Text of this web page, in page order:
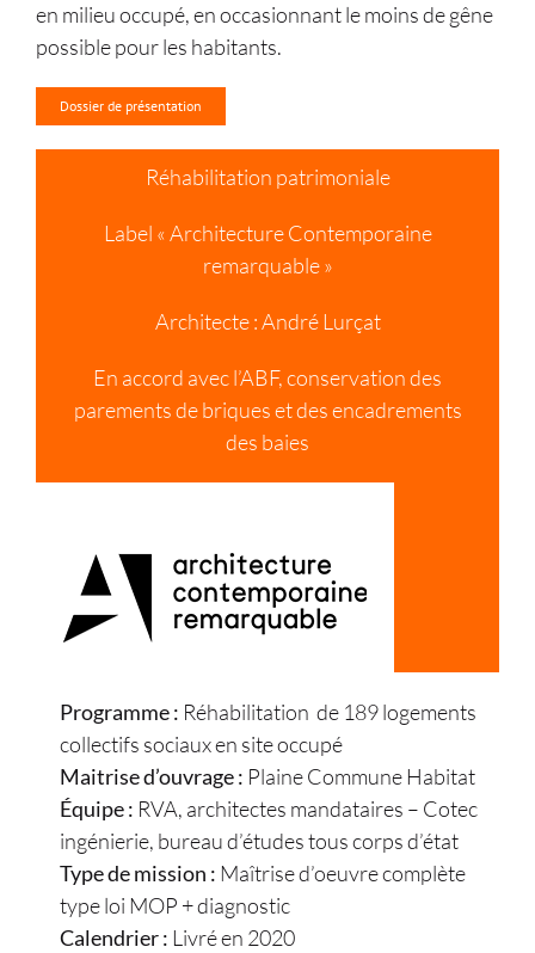
en milieu occupé, en occasionnant le moins de gêne
possible pour les habitants.
Dossier de présentation
Réhabilitation patrimoniale
Label « Architecture Contemporaine
remarquable »
Architecte : André Lurçat
En accord avec l’ABF, conservation des
parements de briques et des encadrements
des baies
Programme : Réhabilitation de 189 logements
collectifs sociaux en site occupé
Maitrise d’ouvrage : Plaine Commune Habitat
Équipe : RVA, architectes mandataires – Cotec
ingénierie, bureau d’études tous corps d’état
Type de mission : Maîtrise d’oeuvre complète
type loi MOP + diagnostic
Calendrier : Livré en 2020